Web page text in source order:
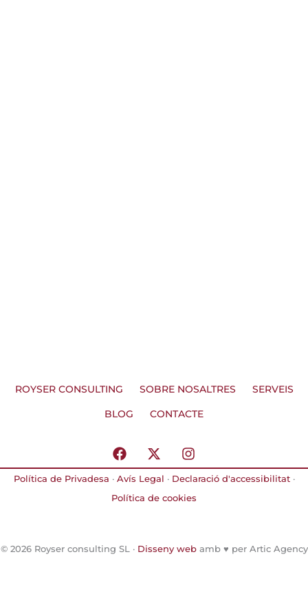
ROYSER CONSULTING SOBRE NOSALTRES
SERVEIS
BLOG
CONTACTE
F
a
c
e
b
k
X
-
t
w
i
r
I
n
s
t
a
a
m
Política de Privadesa · Avís Legal · Declaració d'accessibilitat·
Política de cookies
© 2026 Royser consulting SL · Disseny webamb ♥️ per Artic Agency